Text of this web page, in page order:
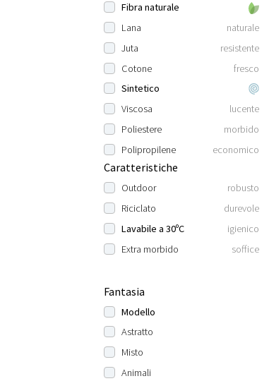
Fibra naturale
Lana
naturale
Juta
resistente
Cotone
fresco
Sintetico
Viscosa
lucente
Poliestere
morbido
Polipropilene
economico
Caratteristiche
Outdoor
robusto
Riciclato
durevole
Lavabile a 30ºC
igienico
Extra morbido
soffice
Fantasia
Modello
Astratto
Misto
Animali